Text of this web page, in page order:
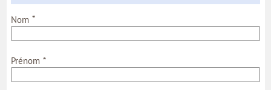
MON PROFIL
MES DEMANDES
Nom *
Prénom *